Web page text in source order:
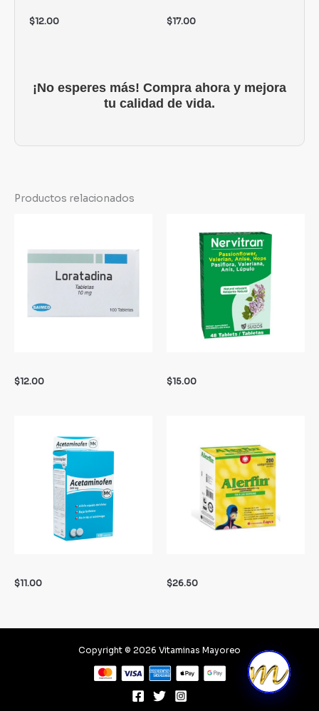
$12.00 $17.00
¡No esperes más! Compra ahora y mejora
tu calidad de vida.
Productos relacionados
$12.00 $15.00
$11.00 $26.50
Copyright © 2026 Vitaminas Mayoreo